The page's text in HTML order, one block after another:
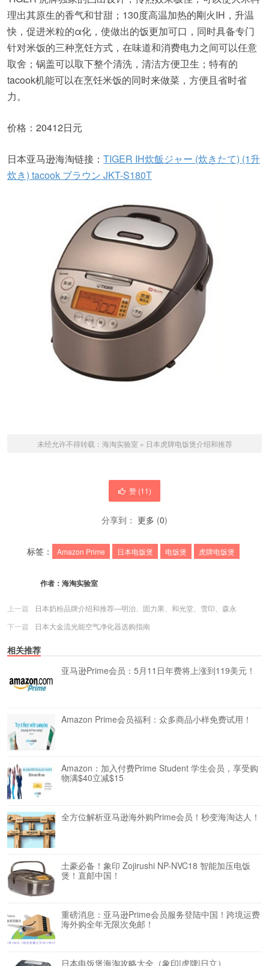
理出其原生的香气和甘甜；130度高温加热的剛火IH，升温
快，促进米粒的α化，使做出的饭更加可口，同时具备专门
针对米饭的三种烹饪方式，在味道和消费电力之间可以任意
取舍；锅盖可以取下整个清洗，清洁方便卫生；特有的
tacook机能可以在烹饪米饭的同时来做菜，方便且省时省
力。
价格：20412日元
日本亚马逊海淘链接： TIGER IH炊飯ジャー (炊きたて) (1升
炊き) tacook ブラウン JKT-S180T
未经允许不得转载： 海淘实验室 » 日本虎牌电饭煲介绍和推荐
赞 (11)
分享到： 更多 (0)
标签： Amazon Prime 日本电饭煲 电饭煲 虎牌电饭煲
作者： 海淘实验室
上一篇
日本奶粉品牌介绍和推荐—明治、固力果、和光堂、雪印、森永
下一篇
日本大金流光能空气净化器选购指南
相关推荐
亚马逊Prime会员：5月11日年费将上涨到119美元！
Amazon Prime会员福利：众多商品小样免费试用！
Amazon：加入付费Prime Student 学生会员，享受购
物满$40立减$15
全方位解析亚马逊海外购Prime会员！秒变海淘达人！
土豪必备！象印 Zojirushi NP-NVC18 智能加压电饭
煲！直邮中国！
重磅消息：亚马逊Prime会员服务登陆中国！跨境运费
海外购全年无限次免邮！
日本电饭煲海淘攻略大全（象印|虎牌|日立）